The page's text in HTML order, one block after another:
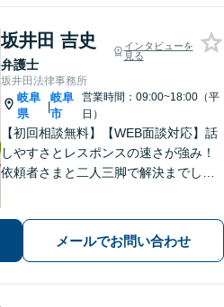
坂井田 吉史
弁護士
インタビューを
見る
坂井田法律事務所
岐阜
県
|
岐阜
市
営業時間：09:00~18:00（平
日）
【初回相談無料】【WEB面談対応】話
しやすさとレスポンスの速さが強み！
依頼者さまと二人三脚で解決までしっ
を一緒に見出します。お悩みの方はぜ
ひご相談ください【柔軟な費用体系】
メールでお問い合わせ